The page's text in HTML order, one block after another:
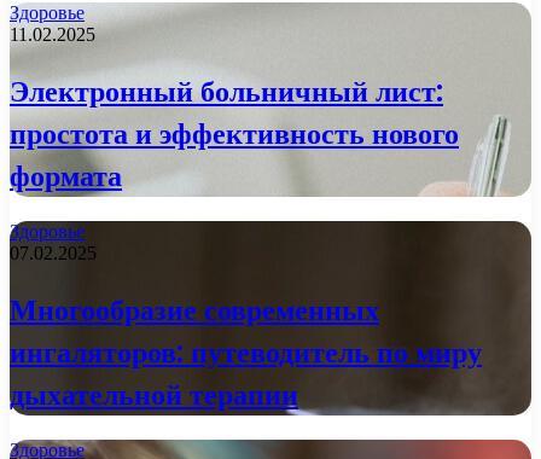
Здоровье
11.02.2025
Электронный больничный лист:
простота и эффективность нового
формата
Здоровье
07.02.2025
Многообразие современных
ингаляторов: путеводитель по миру
дыхательной терапии
Здоровье